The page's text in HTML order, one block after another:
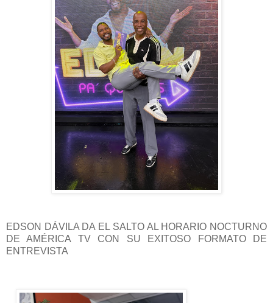
EDSON DÁVILA DA EL SALTO AL HORARIO NOCTURNO
DE AMÉRICA TV CON SU EXITOSO FORMATO DE
ENTREVISTA